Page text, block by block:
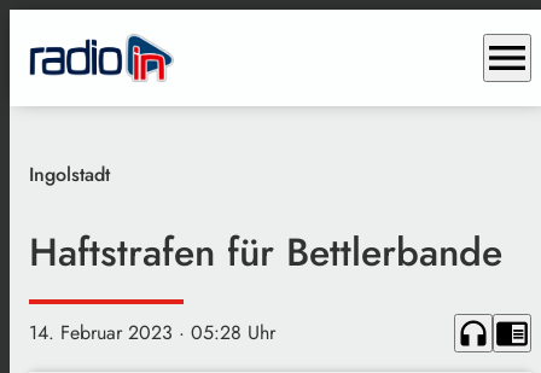
menu
Ingolstadt
Haftstrafen für Bettlerbande
14. Februar 2023 · 05:28 Uhr headphones chrome_reader_mode